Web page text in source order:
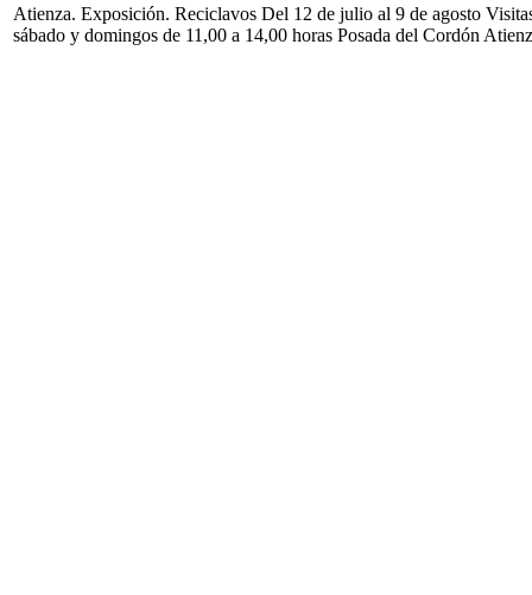
Atienza. Exposición. Reciclavos Del 12 de julio al 9 de agosto
sábado y domingos de 11,00 a 14,00 horas Posada del Cordón